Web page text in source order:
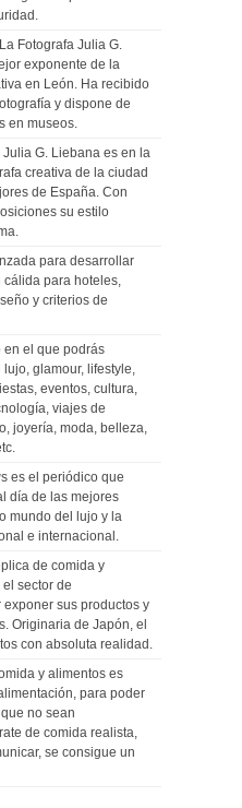
La Fotografa Julia G.
exponente de la
en León. Ha recibido
y dispone de
en museos.
Julia G. Liebana es en la
creativa de la ciudad
de España. Con
su estilo
para desarrollar
para hoteles,
y criterios de
en el que podrás
glamour, lifestyle,
eventos, cultura,
viajes de
joyería, moda, belleza,
es el periódico que
día de las mejores
mundo del lujo y la
e internacional.
de comida y
sector de
sus productos y
Originaria de Japón, el
con absoluta realidad.
y alimentos es
para poder
no sean
de comida realista,
se consigue un